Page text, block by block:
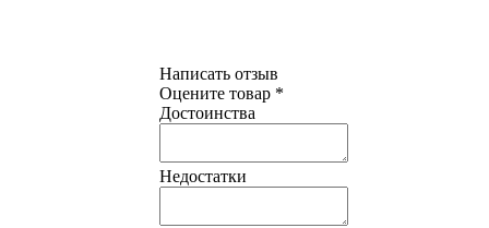
Написать отзыв
Оцените товар *
Достоинства
Недостатки